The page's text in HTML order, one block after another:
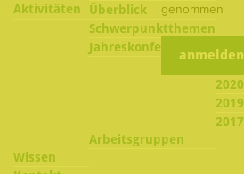
Aktivitäten
Überblick
Schwerpunktthemen
Jahreskonferenzen
2022
2020
2019
2017
Arbeitsgruppen
Wissen
genommen